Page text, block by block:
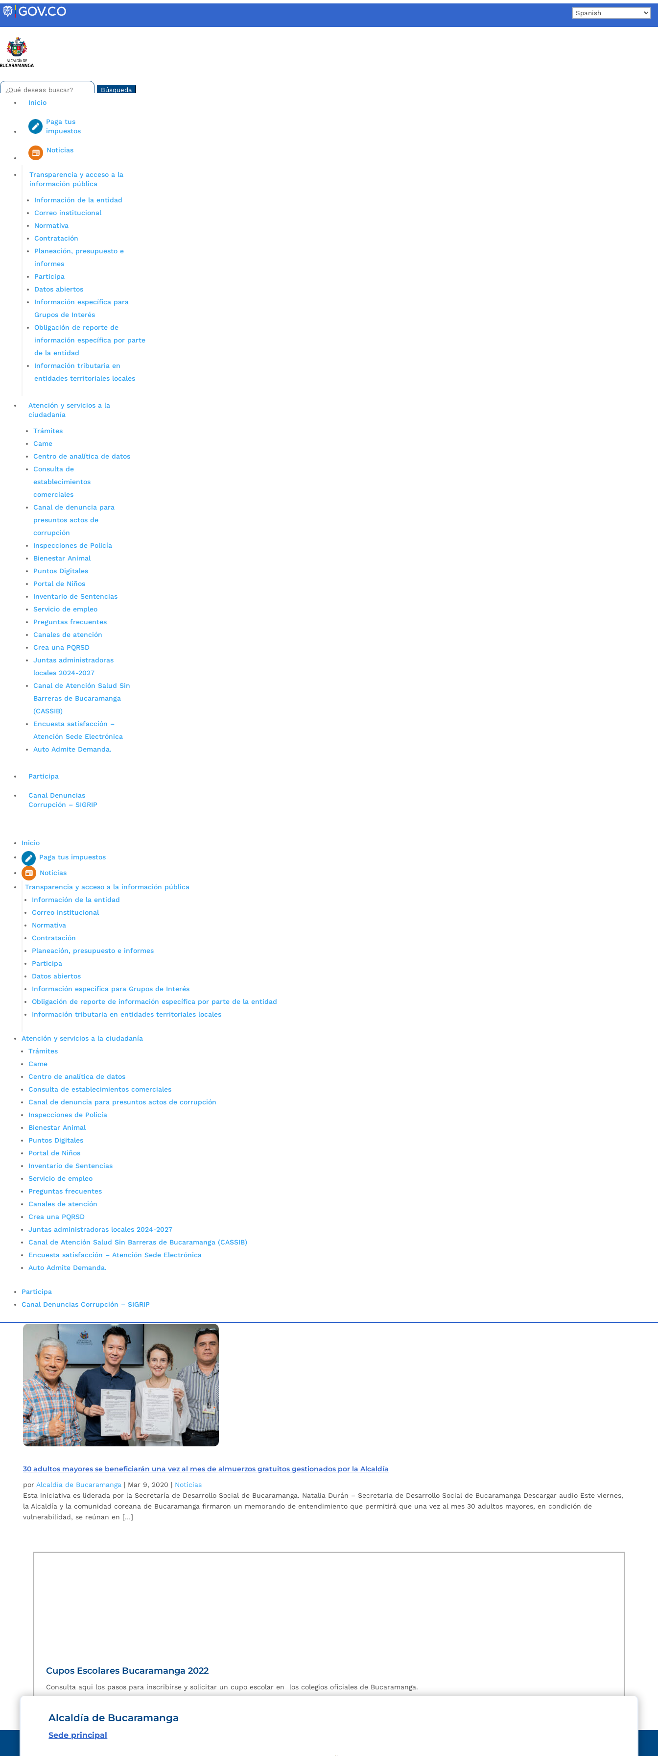
Skip
to
Buscar:
Search
for...
Iniciar sesión en gov co
Inicio
Paga tus
impuestos
Noticias
Transparencia y acceso a la
información pública
Información de la entidad
Correo institucional
Normativa
Contratación
Planeación, presupuesto e
informes
Participa
Datos abiertos
Información específica para
Grupos de Interés
Obligación de reporte de
información específica por parte
de la entidad
Información tributaria en
entidades territoriales locales
Atención y servicios a la
ciudadanía
Trámites
Came
Centro de analítica de datos
Consulta de
establecimientos
comerciales
Canal de denuncia para
presuntos actos de
corrupción
Inspecciones de Policía
Bienestar Animal
Puntos Digitales
Portal de Niños
Inventario de Sentencias
Servicio de empleo
Preguntas frecuentes
Canales de atención
Crea una PQRSD
Juntas administradoras
locales 2024-2027
Canal de Atención Salud Sin
Barreras de Bucaramanga
(CASSIB)
Encuesta satisfacción –
Atención Sede Electrónica
Auto Admite Demanda.
Participa
Canal Denuncias
Corrupción – SIGRIP
Inicio
Paga tus impuestos
Noticias
Transparencia y acceso a la información pública
Información de la entidad
Correo institucional
Normativa
Contratación
Planeación, presupuesto e informes
Participa
Datos abiertos
Información específica para Grupos de Interés
Obligación de reporte de información específica por parte de la entidad
Información tributaria en entidades territoriales locales
Atención y servicios a la ciudadanía
Trámites
Came
Centro de analítica de datos
Consulta de establecimientos comerciales
Canal de denuncia para presuntos actos de corrupción
Inspecciones de Policía
Bienestar Animal
Puntos Digitales
Portal de Niños
Inventario de Sentencias
Servicio de empleo
Preguntas frecuentes
Canales de atención
Crea una PQRSD
Juntas administradoras locales 2024-2027
Canal de Atención Salud Sin Barreras de Bucaramanga (CASSIB)
Encuesta satisfacción – Atención Sede Electrónica
Auto Admite Demanda.
Participa
Canal Denuncias Corrupción – SIGRIP
Etiqueta: Corea
30 adultos mayores se beneficiarán una vez al mes de almuerzos gratuitos gestionados por la Alcaldía
por Alcaldía de Bucaramanga | Mar 9, 2020 | Noticias
Esta iniciativa es liderada por la Secretaría de Desarrollo Social de Bucaramanga. Natalia Durán – Secretaria de Desarrollo Social de Bucaramanga Descargar audio Este viernes,
la Alcaldía y la comunidad coreana de Bucaramanga firmaron un memorando de entendimiento que permitirá que una vez al mes 30 adultos mayores, en condición de
vulnerabilidad, se reúnan en […]
Cupos Escolares Bucaramanga 2022
Consulta aqui los pasos para inscribirse y solicitar un cupo escolar en los colegios oficiales de Bucaramanga.
Alcaldía de Bucaramanga
Sede principal